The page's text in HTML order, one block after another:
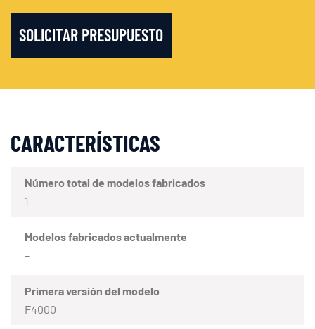
SOLICITAR PRESUPUESTO
CARACTERÍSTICAS
Número total de modelos fabricados
1
Modelos fabricados actualmente
–
Primera versión del modelo
F4000